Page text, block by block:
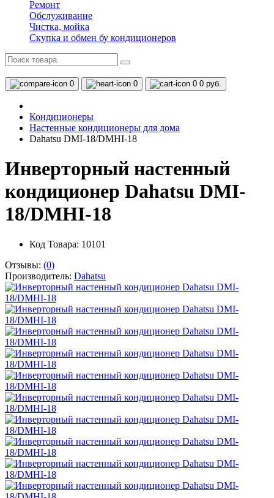
Ремонт
Обслуживание
Чистка, мойка
Скупка и обмен бу кондиционеров
0 0 0 0 руб.
Кондиционеры
Настенные кондиционеры для дома
Dahatsu DMI-18/DMHI-18
Инверторный настенный
кондиционер Dahatsu DMI-
18/DMHI-18
Код Товара: 10101
Отзывы: (0)
Производитель: Dahatsu